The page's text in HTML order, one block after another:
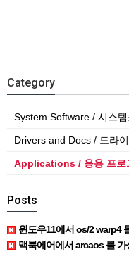
Category
System Software / 시스
Drivers and Docs / 드라
Applications / 응용 프로
Posts
윈도우11에서 os/2 warp4
맥북에어에서 arcaos 를 가상